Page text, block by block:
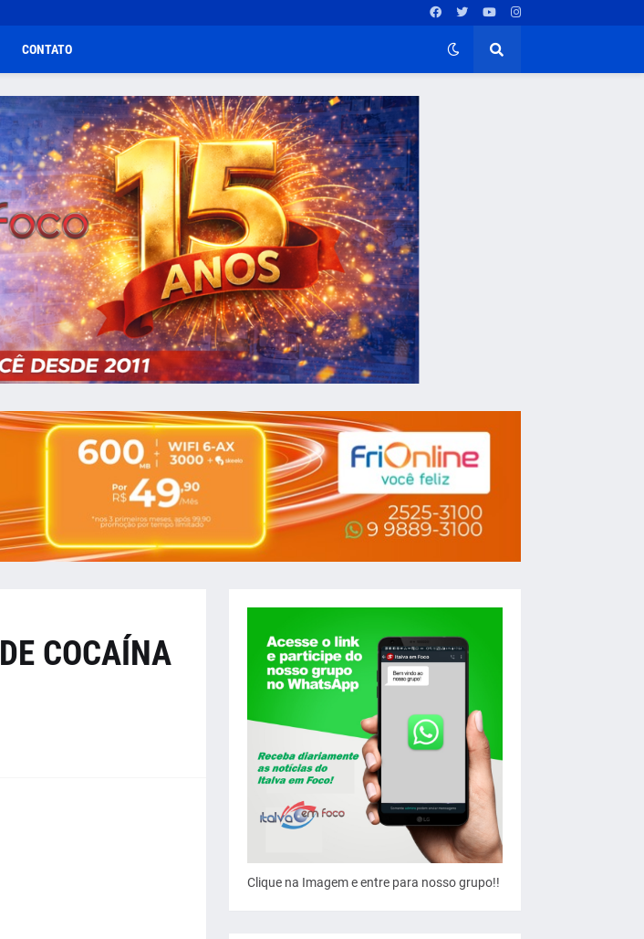
CONTATO
COCAÍNA
Clique na Imagem e entre para nosso grupo!!